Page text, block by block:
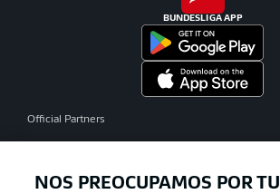
BUNDESLIGA APP
Official Partners
NOS PREOCUPAMOS POR TU